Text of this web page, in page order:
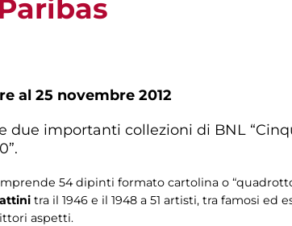
al 25 novembre 2012
due importanti collezioni di BNL
54 dipinti formato cartolina o
tra il 1946 e il 1948 a 51 artisti, tra famosi
aspetti.